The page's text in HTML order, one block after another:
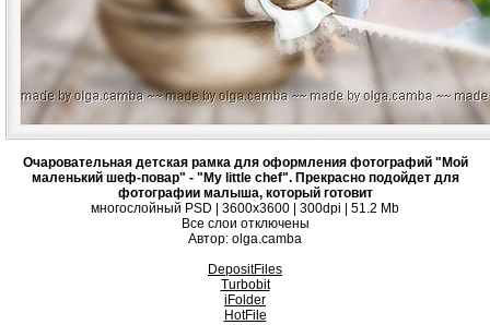
Очаровательная детская рамка для оформления фотографий "Мой
маленький шеф-повар" - "My little chef". Прекрасно подойдет для
фотографии малыша, который готовит
многослойный PSD | 3600x3600 | 300dpi | 51.2 Mb
Все слои отключены
Автор: olga.camba
DepositFiles
Turbobit
iFolder
HotFile